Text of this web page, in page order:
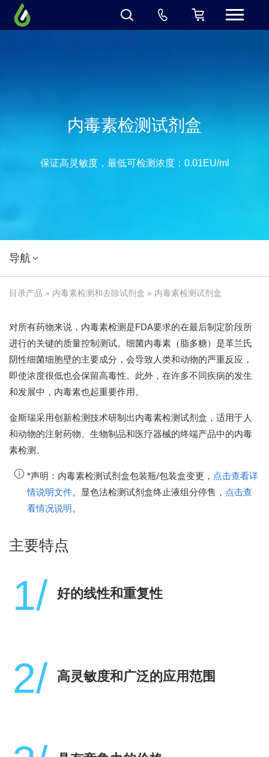
内毒素检测试剂盒
保证高灵敏度，最低可检测浓度：0.01EU/ml
导航
目录产品 » 内毒素检测和去除试剂盒 » 内毒素检测试剂盒
对所有药物来说，内毒素检测是FDA要求的在最后制定阶段所
进行的关键的质量控制测试。细菌内毒素（脂多糖）是革兰氏
阴性细菌细胞壁的主要成分，会导致人类和动物的严重反应，
即使浓度很低也会保留高毒性。此外，在许多不同疾病的发生
和发展中，内毒素也起重要作用。
金斯瑞采用创新检测技术研制出内毒素检测试剂盒，适用于人
和动物的注射药物、生物制品和医疗器械的终端产品中的内毒
素检测。
*声明：内毒素检测试剂盒包装瓶/包装盒变更， 点击查看详
情说明文件。显色法检测试剂盒终止液组分停售， 点击查
看情况说明。
主要特点
1/ 好的线性和重复性
2/ 高灵敏度和广泛的应用范围